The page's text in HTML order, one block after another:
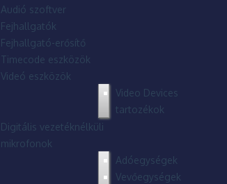
Audió szoftver
Fejhallgatók
Fejhallgató-erősítő
Timecode eszközök
Videó eszközök
Video Devices
tartozékok
Digitális vezetéknélküli
mikrofonok
Adóegységek
Vevőegységek